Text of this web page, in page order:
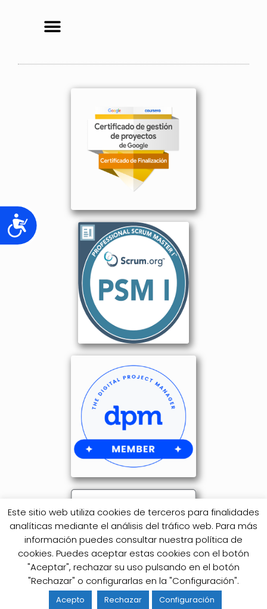
Accesibilidad
Este sitio web utiliza cookies de terceros para finalidades
analíticas mediante el análisis del tráfico web. Para más
información puedes consultar nuestra política de
cookies. Puedes aceptar estas cookies con el botón
"Aceptar", rechazar su uso pulsando en el botón
"Rechazar" o configurarlas en la "Configuración".
Acepto Rechazar Configuración